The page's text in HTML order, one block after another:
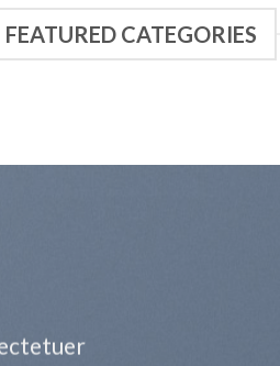
FEATURED CATEGORIES